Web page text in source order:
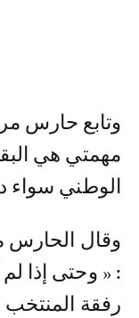
وتابع حارس
مهمتي هي
الوطني سواء
وقال الحارس
: « وحتى إذا
رفقة المنتخب